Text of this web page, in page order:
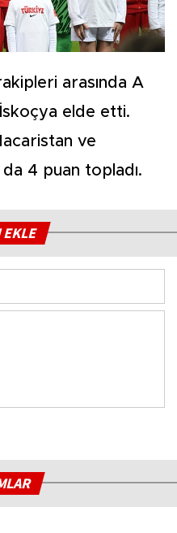
arasında A
elde etti.
ve
4 puan topladı.
EKLE